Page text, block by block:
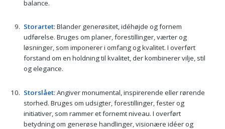
balance.
Storartet: Blander generøsitet, idéhøjde og fornem
udførelse. Bruges om planer, forestillinger, værter og
løsninger, som imponerer i omfang og kvalitet. I overført
forstand om en holdning til kvalitet, der kombinerer vilje, stil
og elegance.
Storslået: Angiver monumental, inspirerende eller rørende
storhed. Bruges om udsigter, forestillinger, fester og
initiativer, som rammer et fornemt niveau. I overført
betydning om generøse handlinger, visionære idéer og